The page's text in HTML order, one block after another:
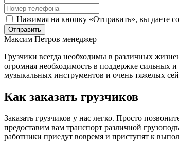
Нажимая на кнопку «Отправить», вы даете
Отправить
Максим Петров менеджер
Грузчики всегда необходимы в различных
огромная необходимость в поддержке сильных
музыкальных инструментов и очень тяжелых
Как заказать грузчиков
Заказать грузчиков у нас легко. Просто
предоставим вам транспорт различной
работники приедут вовремя и приступят к